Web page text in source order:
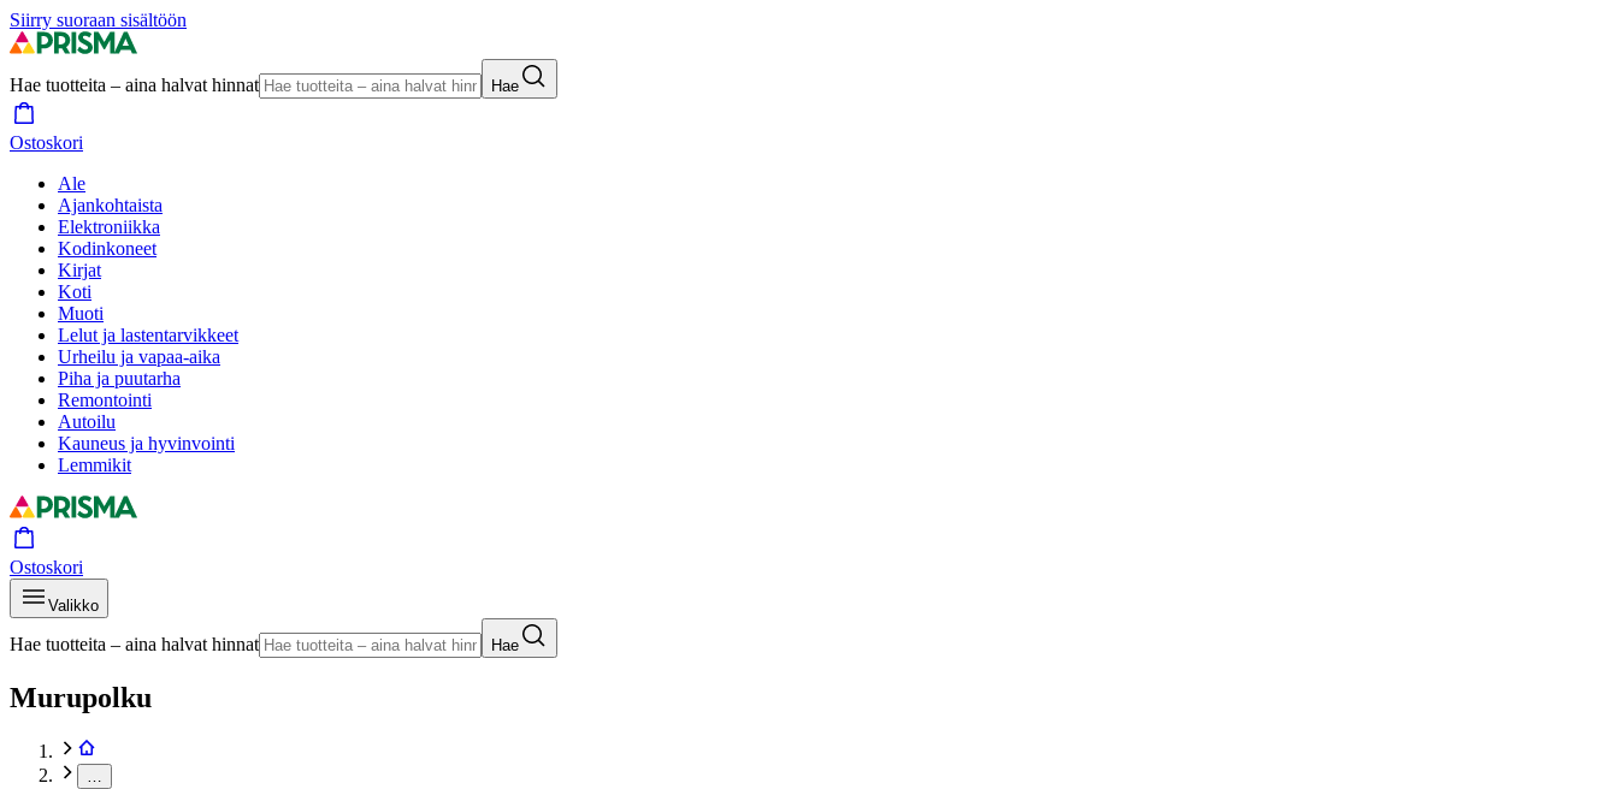
Siirry suoraan sisältöön
Hae tuotteita – aina halvat hinnat Hae
Ostoskori
Ale
Ajankohtaista
Elektroniikka
Kodinkoneet
Kirjat
Koti
Muoti
Lelut ja lastentarvikkeet
Urheilu ja vapaa-aika
Piha ja puutarha
Remontointi
Autoilu
Kauneus ja hyvinvointi
Lemmikit
Ostoskori
Valikko
Hae tuotteita – aina halvat hinnat Hae
Murupolku